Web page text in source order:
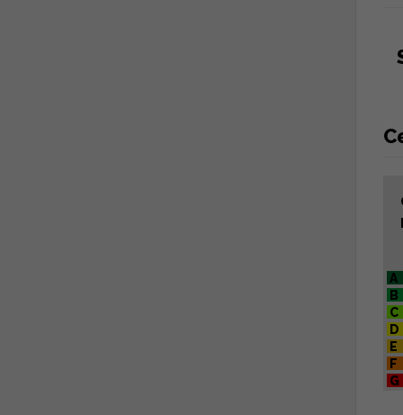
A
B
C
D
E
F
G